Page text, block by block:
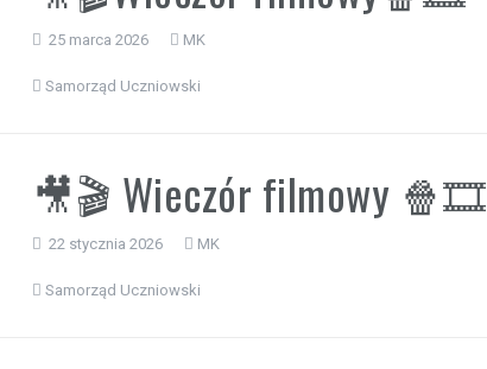
25 marca 2026 MK
Samorząd Uczniowski
🎥🎬 Wieczór filmowy 🍿🎞️
22 stycznia 2026 MK
Samorząd Uczniowski